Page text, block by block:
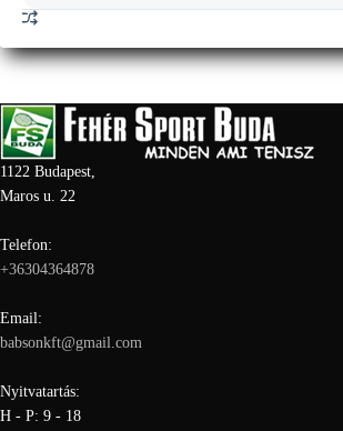
1122 Budapest,
Maros u. 22
Telefon:
+36304364878
Email:
babsonkft@gmail.com
Nyitvatartás:
H - P: 9 - 18